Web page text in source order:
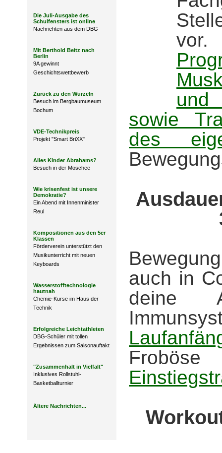
Die Juli-Ausgabe des
Schulfensters ist online
Nachrichten aus dem DBG
Mit Berthold Beitz nach
Berlin
9A gewinnt
Geschichtswettbewerb
Zurück zu den Wurzeln
Besuch im Bergbaumuseum
Bochum
VDE-Technikpreis
Projekt "Smart BriXX"
Alles Kinder Abrahams?
Besuch in der Moschee
Wie krisenfest ist unsere
Demokratie?
Ein Abend mit Innenminister
Reul
Kompositionen aus den 5er
Klassen
Förderverein unterstützt den
Musikunterricht mit neuen
Keyboards
Wasserstofftechnologie
hautnah
Chemie-Kurse im Haus der
Technik
Erfolgreiche Leichtathleten
DBG-Schüler mit tollen
Ergebnissen zum Saisonauftakt
"Zusammenhalt in Vielfalt"
Inklusives Rollstuhl-
Basketballturnier
Ältere Nachrichten...
und
sowie
des
auch in
deine